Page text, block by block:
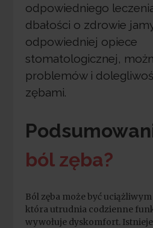
odpowiedniego
dbałości o zdrowie
odpowiedniej opiece
stomatologicznej,
problemów i
zębami.
ból zęba?
Ból zęba może być
która utrudnia codzienne
wywołuje dyskomfort.